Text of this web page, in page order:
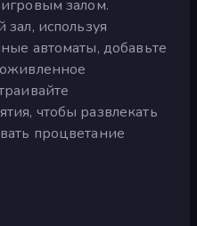
залом.
используя
автоматы, добавьте
чтобы развлекать
процветание